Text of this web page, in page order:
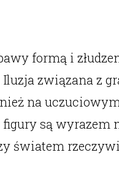
formą i
związana z
na
są wyrazem
światem